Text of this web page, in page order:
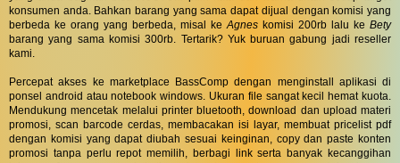
konsumen anda. Bahkan barang yang sama dapat dijual dengan komisi yang
berbeda ke orang yang berbeda, misal keAgnes komisi 200rb lalu ke Bety
barang yang sama komisi 300rb. Tertarik? Yuk buruan gabung jadi reseller
kami.
Percepat akses ke marketplace BassComp dengan menginstall aplikasi di
ponsel android atau notebook windows. Ukuran file sangat kecil hemat kuota.
Mendukung mencetak melalui printer bluetooth, download dan upload materi
promosi, scan barcode cerdas, membacakan isi layar, membuat pricelist pdf
dengan komisi yang dapat diubah sesuai keinginan, copy dan paste konten
promosi tanpa perlu repot memilih, berbagi link serta banyak kecanggihan